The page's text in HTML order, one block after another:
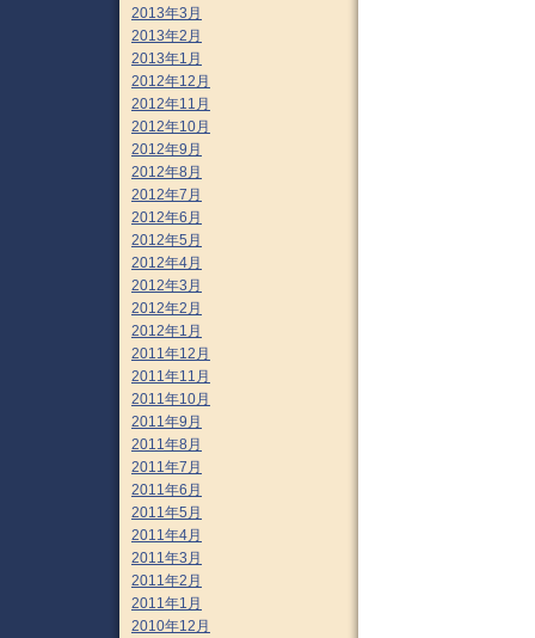
2013年3月
2013年2月
2013年1月
2012年12月
2012年11月
2012年10月
2012年9月
2012年8月
2012年7月
2012年6月
2012年5月
2012年4月
2012年3月
2012年2月
2012年1月
2011年12月
2011年11月
2011年10月
2011年9月
2011年8月
2011年7月
2011年6月
2011年5月
2011年4月
2011年3月
2011年2月
2011年1月
2010年12月